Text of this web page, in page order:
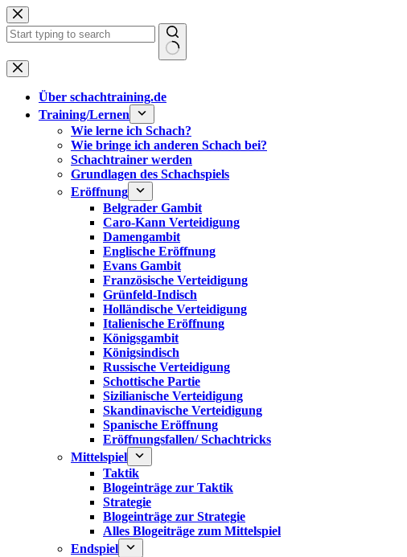
Zum
Inhalt
springen
Keine
Ergebnisse
Über schachtraining.de
Training/Lernen
Wie lerne ich Schach?
Wie bringe ich anderen Schach bei?
Schachtrainer werden
Grundlagen des Schachspiels
Eröffnung
Belgrader Gambit
Caro-Kann Verteidigung
Damengambit
Englische Eröffnung
Evans Gambit
Französische Verteidigung
Grünfeld-Indisch
Holländische Verteidigung
Italienische Eröffnung
Königsgambit
Königsindisch
Russische Verteidigung
Schottische Partie
Sizilianische Verteidigung
Skandinavische Verteidigung
Spanische Eröffnung
Eröffnungsfallen/ Schachtricks
Mittelspiel
Taktik
Blogeinträge zur Taktik
Strategie
Blogeinträge zur Strategie
Alles Blogeiträge zum Mittelspiel
Endspiel